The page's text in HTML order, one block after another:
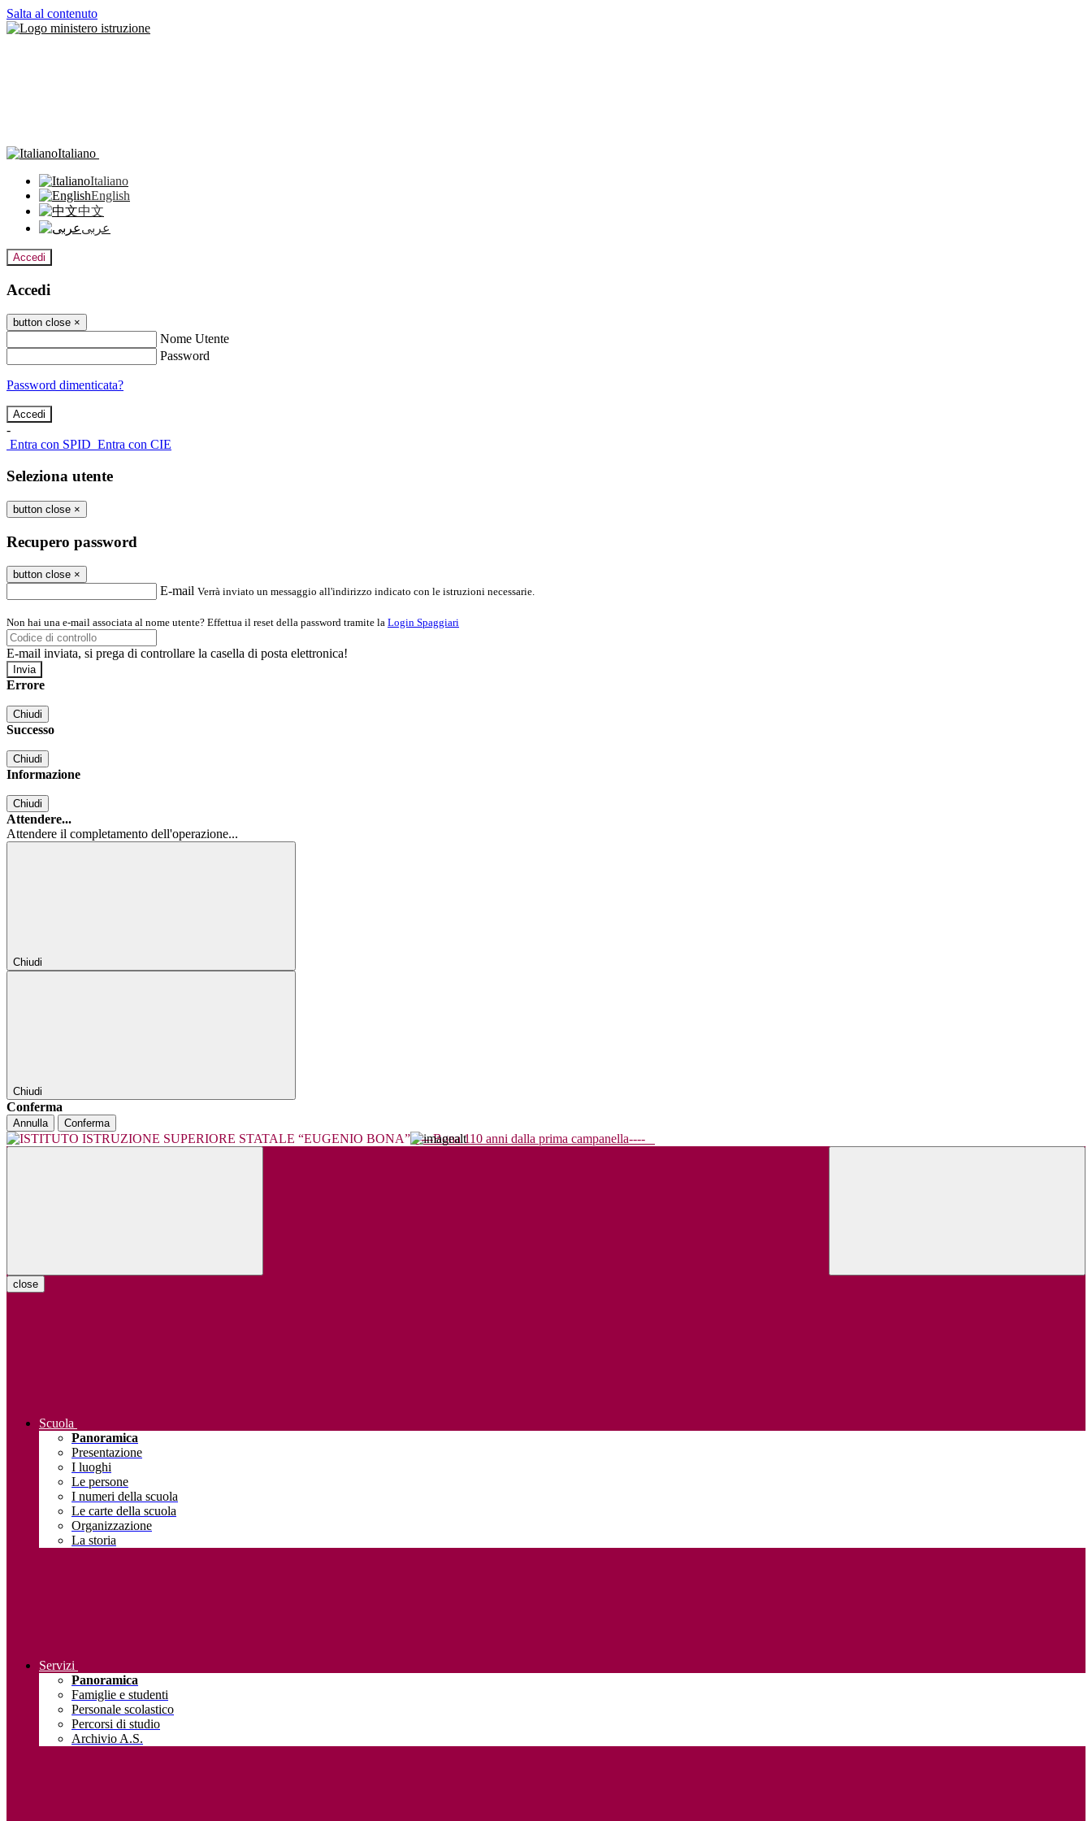
Salta al contenuto
Italiano
Italiano
English
中文
عربى
Accedi
Accedi
button close ×
Nome Utente
Password
Password dimenticata?
-
Entra con SPID Entra con CIE
Seleziona utente
button close ×
Recupero password
button close ×
E-mail Verrà inviato un messaggio all'indirizzo indicato con le istruzioni necessarie.
Non hai una e-mail associata al nome utente? Effettua il reset della password tramite la Login Spaggiari
E-mail inviata, si prega di controllare la casella di posta elettronica!
Errore
Chiudi
Successo
Chiudi
Informazione
Chiudi
Attendere...
Attendere il completamento dell'operazione...
Chiudi
Chiudi
Conferma
Annulla Conferma
----Bona 110 anni dalla prima campanella----
close
Scuola
Panoramica
Presentazione
I luoghi
Le persone
I numeri della scuola
Le carte della scuola
Organizzazione
La storia
Servizi
Panoramica
Famiglie e studenti
Personale scolastico
Percorsi di studio
Archivio A.S.